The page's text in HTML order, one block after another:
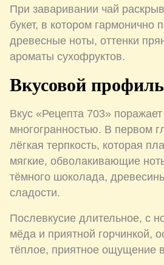
При заваривании чай
букет, в котором гармонично
древесные ноты, оттенки
ароматы сухофруктов.
Вкусовой профиль
Вкус «Рецепта 703»
многогранностью. В первом
лёгкая терпкость, которая
мягкие, обволакивающие
тёмного шоколада,
сладости.
Послевкусие длительное, с
мёда и приятной горчинкой,
тёплое, приятное ощущение